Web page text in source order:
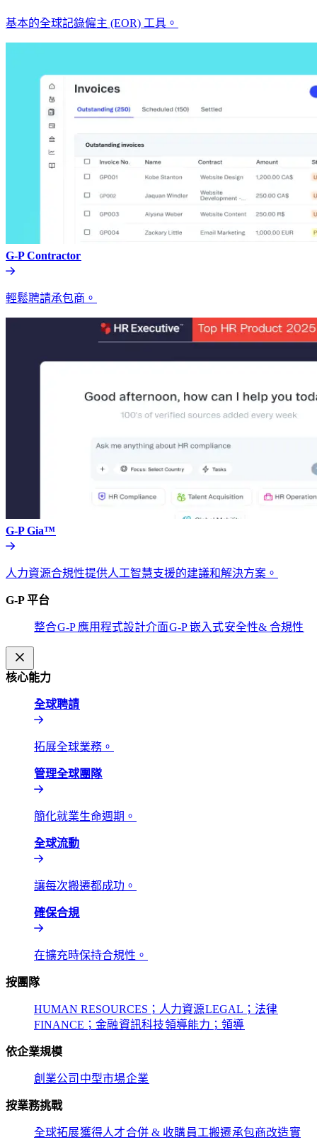
基本的全球記錄僱主 (EOR) 工具。​​
G-P Contractor​​
輕鬆聘請承包商。​​
G-P Gia™​​
人力資源合規性提供人工智慧支援的建議和解決方案。​​
G-P 平台​​
整合​​G-P 應用程式設計介面​​G-P 嵌入式​​安全性& 合規性​​
核心能力​​
全球聘請​​
拓展全球業務。​​
管理全球團隊​​
簡化就業生命週期。​​
全球流動​​
讓每次搬遷都成功。​​
確保合規​​
在擴充時保持合規性。​​
按團隊​​
HUMAN RESOURCES；人力資源​​LEGAL；法律​​
FINANCE；金融​​資訊科技​​領導能力；領導​​
依企業規模​​
創業公司​​ 中型市場​​企業​​
按業務挑戰​​
全球拓展​​獲得人才​​合併 & 收購​​員工搬遷​​承包商改造​​實